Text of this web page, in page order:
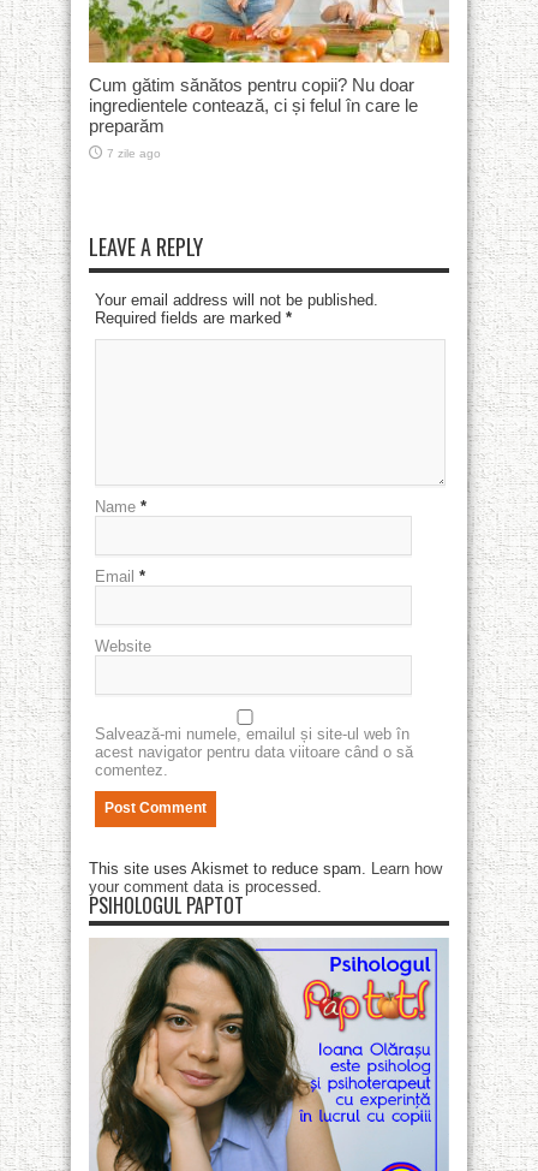
Cum gătim sănătos pentru copii? Nu doar
ingredientele contează, ci și felul în care le
preparăm
7 zile ago
LEAVE A REPLY
Your email address will not be published.
Required fields are marked *
Name *
Email *
Website
Salvează-mi numele, emailul și site-ul web în
acest navigator pentru data viitoare când o să
comentez.
This site uses Akismet to reduce spam. Learn how
your comment data is processed
PSIHOLOGUL PAPTOT